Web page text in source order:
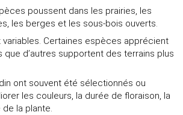
poussent dans les prairies, les
les berges et les sous-bois ouverts.
variables. Certaines espèces apprécient
que d’autres supportent des terrains plus
ont souvent été sélectionnés ou
les couleurs, la durée de floraison, la
de la plante.